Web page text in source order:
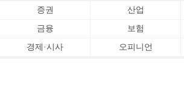
증권 산업
금융 보험
경제·시사 오피니언